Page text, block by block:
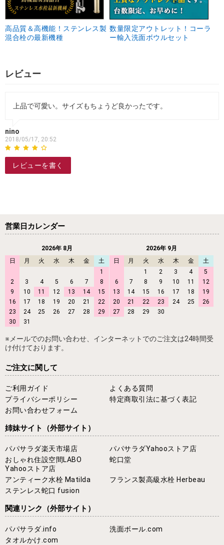
高品質＆高機能！ステンレス製
混合栓の最新機種
数量限定アウトレット！コーラ
ー輸入洗面ボウルセット
レビュー
上品で可愛い。サイズもちょうど良かったです。
nino
2018/05/17, 20:52
レビューを書く
営業日カレンダー
2026年 8月
日
月 火 水 木 金
土
1
2
3 4 5 6 7
8
9
10 11 12 13 14
15
16
17 18 19 20 21
22
23
24 25 26 27 28
29
30
31
2026年 9月
日
月 火 水 木 金
土
1
2 3 4
5
6
7 8 9 10 11
12
13
14 15 16 17 18
19
20
21 22 23 24 25
26
27
28 29 30
※メールでのお問い合わせ、インターネットでのご注文は24時間受
け付けております。
ご注文に関して
ご利用ガイド
よくある質問
プライバシーポリシー
特定商取引法に基づく表記
お問い合わせフォーム
姉妹サイト （外部サイト）
パパサラダ楽天市場店
パパサラダYahooストア店
おしゃれ住設空間LABO
Yahooストア店
蛇口堂
アンティーク水栓 Matilda
フランス製高級水栓 Herbeau
ステンレス蛇口 fusion
関連リンク （外部サイト）
パパサラダ.info
洗面ボール.com
タオルかけ.com